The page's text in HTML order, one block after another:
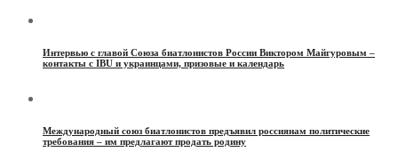
Интервью с главой Союза биатлонистов России Виктором Майгуровым –
контакты с IBU и украинцами, призовые и календарь
Международный союз биатлонистов предъявил россиянам политические
требования – им предлагают продать родину